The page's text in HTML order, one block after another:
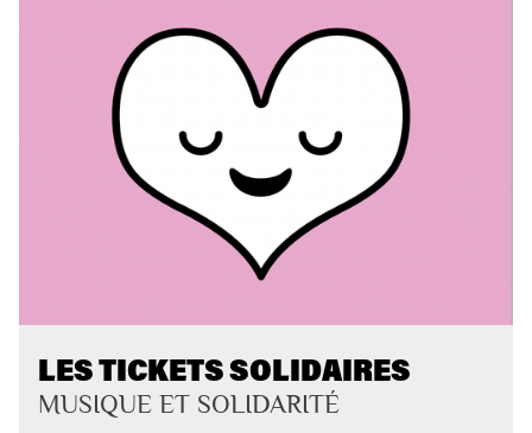
LES TICKETS SOLIDAIRES
MUSIQUE ET SOLIDARITÉ